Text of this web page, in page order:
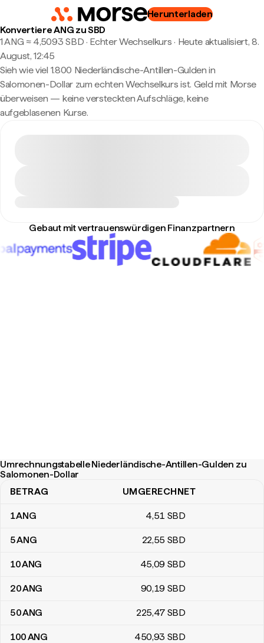
Herunterladen
Konvertiere ANG zu SBD
1 ANG ≈ 4,5093 SBD · Echter Wechselkurs · Heute aktualisiert, 8.
August, 12:45
Sieh wie viel 1.800 Niederländische-Antillen-Gulden in
Salomonen-Dollar zum echten Wechselkurs ist. Geld mit Morse
überweisen — keine versteckten Aufschläge, keine
aufgeblasenen Kurse.
Gebaut mit vertrauenswürdigen Finanzpartnern
Umrechnungstabelle Niederländische-Antillen-Gulden zu
Salomonen-Dollar
Umrechnungstabelle Niederländische-Antillen-Gulden zu
BETRAG UMGERECHNET
1ANG 4,51 SBD
5ANG 22,55 SBD
10ANG 45,09 SBD
20ANG 90,19 SBD
50ANG 225,47 SBD
100ANG 450,93 SBD